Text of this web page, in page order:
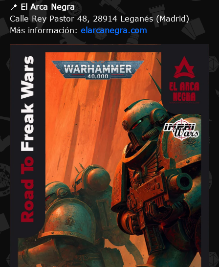
📍 El Arca Negra
Calle Rey Pastor 48, 28914 Leganés (Madrid)
Más información: elarcanegra.com